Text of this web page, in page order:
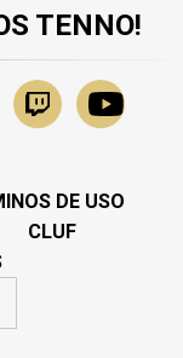
TENNO!
DE USO
CLUF